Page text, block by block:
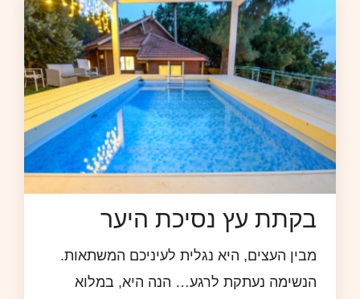
בקתת עץ נסיכת היער
מבין העצים, היא נגלית לעיניכם המשתאות.
הנשימה נעתקת לרגע… הנה היא, במלוא